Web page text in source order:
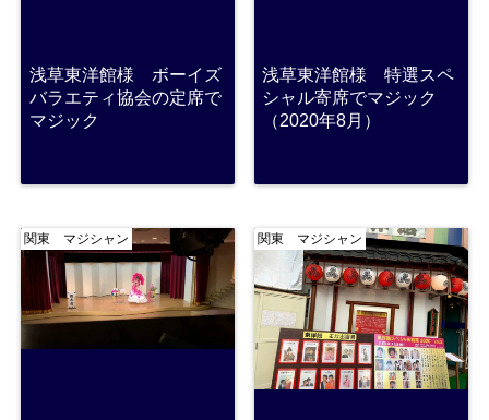
浅草東洋館様 ボーイズ
バラエティ協会の定席で
マジック
浅草東洋館様 特選スペ
シャル寄席でマジック
（2020年8月）
関東 マジシャン 関東 マジシャン